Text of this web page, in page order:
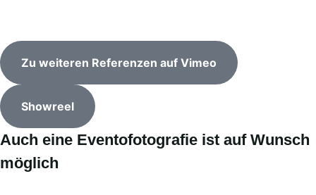
Zu weiteren Referenzen auf Vimeo
Showreel
Auch eine Eventofotografie ist auf Wunsch
möglich